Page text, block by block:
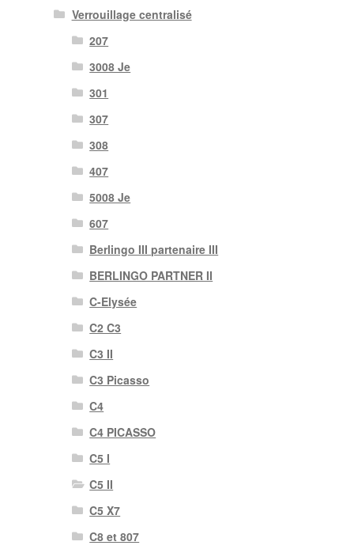
Verrouillage centralisé
207
3008 Je
301
307
308
407
5008 Je
607
Berlingo III partenaire III
BERLINGO PARTNER II
C-Elysée
C2 C3
C3 II
C3 Picasso
C4
C4 PICASSO
C5 I
C5 II
C5 X7
C8 et 807